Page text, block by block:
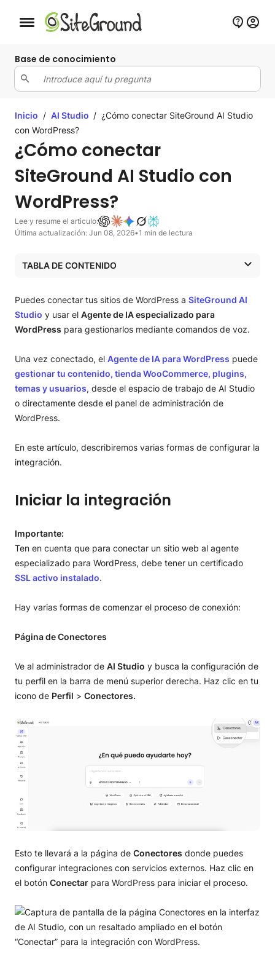
Botón de navegación móvil
Base de conocimiento
Inicio / AI Studio / ¿Cómo conectar SiteGround AI Studio
con WordPress?
¿Cómo conectar
SiteGround AI Studio con
WordPress?
Lee y resume el articulo:
Última actualización: Jun 08, 2026•1 min de lectura
TABLA DE CONTENIDO
Conectando tu(s) sitio(s) de WordPress
Puedes conectar tus sitios de WordPress a SiteGround AI
Studio y usar el Agente de IA especializado para
WordPress para gestionarlos mediante comandos de voz.
Una vez conectado, el Agente de IA para WordPress puede
gestionar tu contenido, tienda WooCommerce, plugins,
temas y usuarios, desde el espacio de trabajo de AI Studio
o directamente desde el panel de administración de
WordPress.
En este artículo, describiremos varias formas de configurar la
integración.
Iniciar la integración
Importante:
Ten en cuenta que para conectar un sitio web al agente
especializado para WordPress, debe tener un certificado
SSL activo instalado.
Hay varias formas de comenzar el proceso de conexión:
Página de Conectores
Ve al administrador de AI Studio y busca la configuración de
tu perfil en la barra de menú superior derecha. Haz clic en tu
icono de Perfil > Conectores.
Esto te llevará a la página de Conectores donde puedes
configurar integraciones con servicios externos. Haz clic en
el botón Conectar para WordPress para iniciar el proceso.